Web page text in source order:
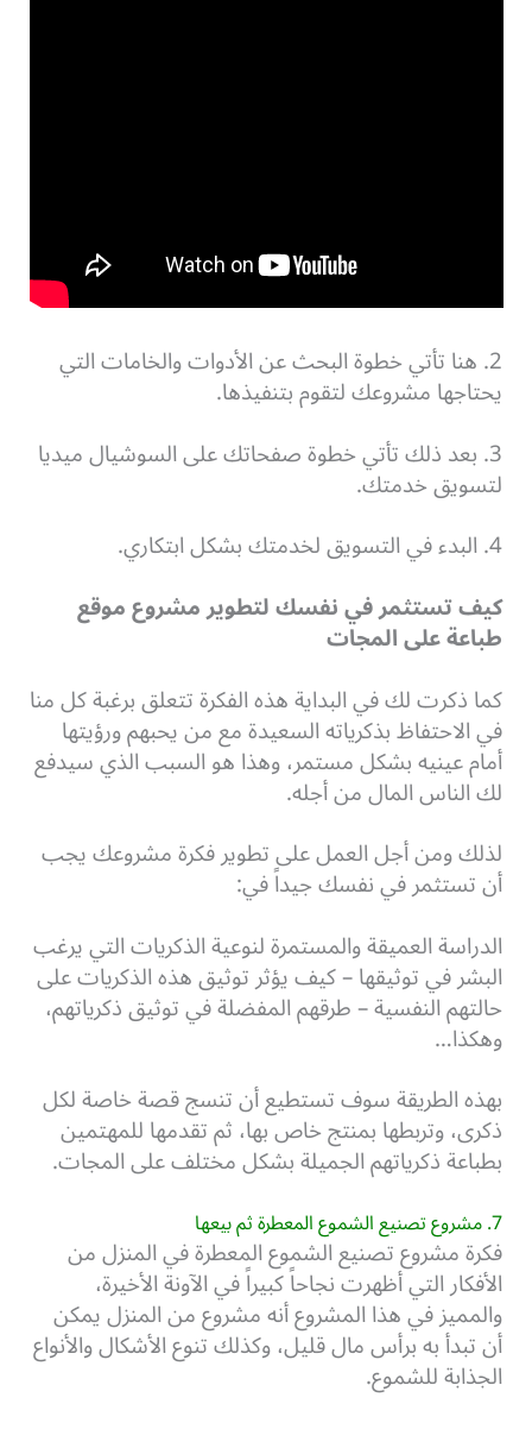
2. هنا تأتي خطوة البحث عن الأدوات والخامات التي
يحتاجها مشروعك لتقوم بتنفيذها.
3. بعد ذلك تأتي خطوة صفحاتك على السوشيال ميديا
لتسويق خدمتك.
4. البدء في التسويق لخدمتك بشكل ابتكاري.
كيف تستثمر في نفسك لتطوير مشروع موقع
طباعة على المجات
كما ذكرت لك في البداية هذه الفكرة تتعلق برغبة كل منا
في الاحتفاظ بذكرياته السعيدة مع من يحبهم ورؤيتها
أمام عينيه بشكل مستمر، وهذا هو السبب الذي سيدفع
لك الناس المال من أجله.
لذلك ومن أجل العمل على تطوير فكرة مشروعك يجب
أن تستثمر في نفسك جيداً في:
الدراسة العميقة والمستمرة لنوعية الذكريات التي يرغب
البشر في توثيقها – كيف يؤثر توثيق هذه الذكريات على
حالتهم النفسية – طرقهم المفضلة في توثيق ذكرياتهم،
وهكذا…
بهذه الطريقة سوف تستطيع أن تنسج قصة خاصة لكل
ذكرى، وتربطها بمنتج خاص بها، ثم تقدمها للمهتمين
بطباعة ذكرياتهم الجميلة بشكل مختلف على المجات.
7. مشروع تصنيع الشموع المعطرة ثم بيعها
فكرة مشروع تصنيع الشموع المعطرة في المنزل من
الأفكار التي أظهرت نجاحاً كبيراً في الآونة الأخيرة،
والمميز في هذا المشروع أنه مشروع من المنزل يمكن
أن تبدأ به برأس مال قليل، وكذلك تنوع الأشكال والأنواع
الجذابة للشموع.